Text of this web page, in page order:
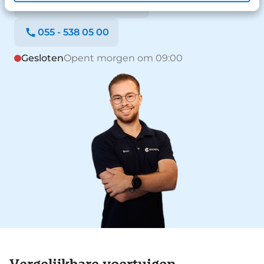
Stuur een WhatsApp
055 - 538 05 00
GeslotenOpent morgen om 09:00